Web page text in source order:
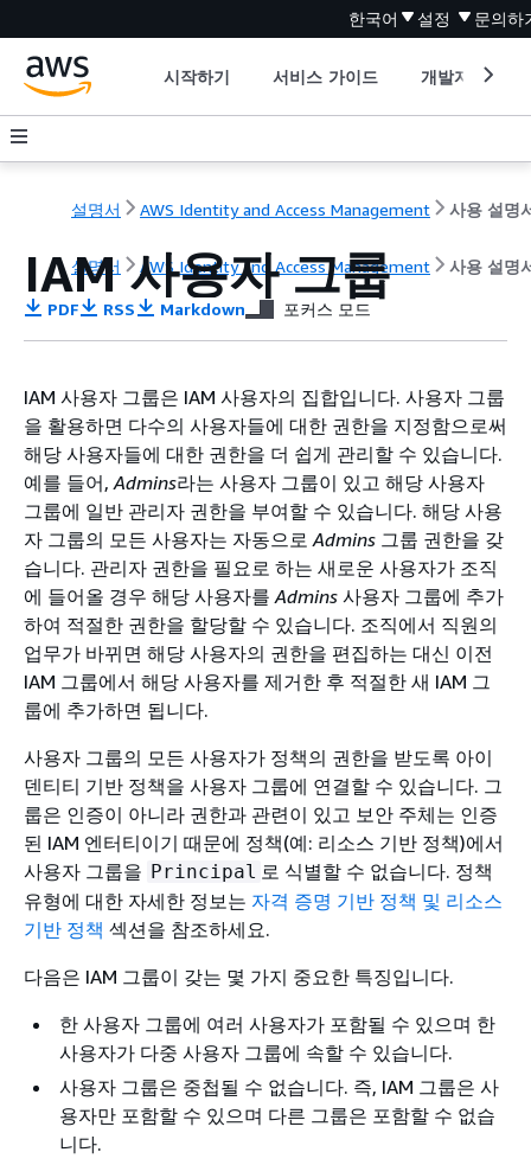
한국어 설정 문의하
시작하기 서비스 가이드 개발자 도구
설명서 AWS Identity and Access Management 사용 설명
설명서 AWS Identity and Access Management 사용 설명
IAM 사용자 그룹
PDF RSS Markdown 포커스 모드
IAM 사용자 그룹은 IAM 사용자의 집합입니다. 사용자 그룹
을 활용하면 다수의 사용자들에 대한 권한을 지정함으로써
해당 사용자들에 대한 권한을 더 쉽게 관리할 수 있습니다.
예를 들어,Admins라는 사용자 그룹이 있고 해당 사용자
그룹에 일반 관리자 권한을 부여할 수 있습니다. 해당 사용
자 그룹의 모든 사용자는 자동으로Admins 그룹 권한을 갖
습니다. 관리자 권한을 필요로 하는 새로운 사용자가 조직
에 들어올 경우 해당 사용자를Admins 사용자 그룹에 추가
하여 적절한 권한을 할당할 수 있습니다. 조직에서 직원의
업무가 바뀌면 해당 사용자의 권한을 편집하는 대신 이전
IAM 그룹에서 해당 사용자를 제거한 후 적절한 새 IAM 그
룹에 추가하면 됩니다.
사용자 그룹의 모든 사용자가 정책의 권한을 받도록 아이
덴티티 기반 정책을 사용자 그룹에 연결할 수 있습니다. 그
룹은 인증이 아니라 권한과 관련이 있고 보안 주체는 인증
된 IAM 엔터티이기 때문에 정책(예: 리소스 기반 정책)에서
사용자 그룹을 Principal 로 식별할 수 없습니다. 정책
유형에 대한 자세한 정보는 자격 증명 기반 정책 및 리소스
기반 정책 섹션을 참조하세요.
다음은 IAM 그룹이 갖는 몇 가지 중요한 특징입니다.
한 사용자 그룹에 여러 사용자가 포함될 수 있으며 한
사용자가 다중 사용자 그룹에 속할 수 있습니다.
사용자 그룹은 중첩될 수 없습니다. 즉, IAM 그룹은 사
용자만 포함할 수 있으며 다른 그룹은 포함할 수 없습
니다.